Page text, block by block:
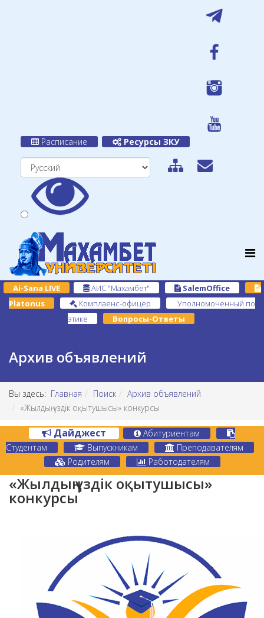
Расписание Ресурсы ЗКУ
Ai-Sana LIVE АИС "Махамбет"
SalemOffice
Platonus
Комплаенс-офицер
Уполномоченный по
этике
Вопросы-Ответы
Архив объявлений
Вы здесь: Главная Поиск
Архив объявлений
«Жылдың үздік оқытушысы» конкурсы
Дайджест
Абитуриентам
Студентам
Выпускникам
Преподавателям
Родителям
Работодателям
«Жылдың үздік оқытушысы»
конкурсы